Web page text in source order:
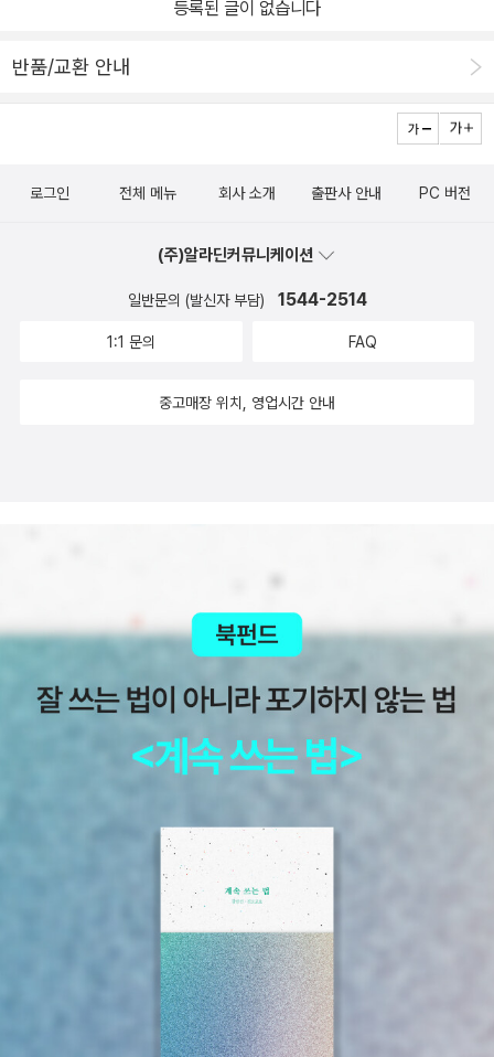
등록된 글이 없습니다
반품/교환 안내
로그인 전체 메뉴 회사 소개 출판사 안내 PC 버전
(주)알라딘커뮤니케이션
일반문의 (발신자 부담) 1544-2514
1:1 문의 FAQ
중고매장 위치, 영업시간 안내